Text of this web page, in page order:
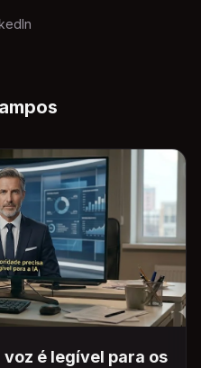
voz é legível para os